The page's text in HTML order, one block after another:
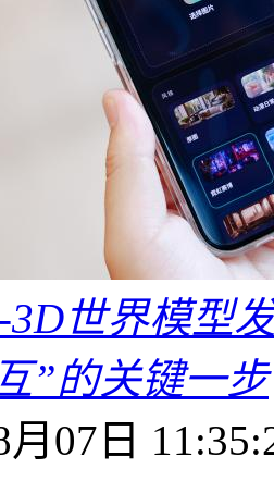
3D世界模型
”的关键一步
月07日